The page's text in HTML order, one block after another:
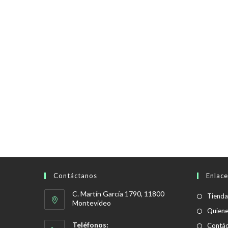
Contáctanos
C. Martín García 1790, 11800
Montevideo
Teléfonos:
Tienda